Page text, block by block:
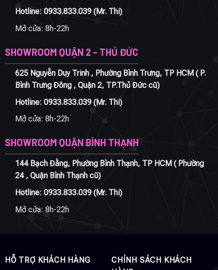
Hotline: 0933.833.039(Mr. Thi)
Mở cửa: 8h-22h
SHOWROOM QUẬN 2 - THỦ ĐỨC
625 Nguyễn Duy Trinh , Phường Bình Trưng, TP HCM ( P.
Bình Trưng Đông , Quận 2, TP.Thủ Đức cũ)
Hotline: 0933.833.039(Mr. Thi)
Mở cửa: 8h-22h
SHOWROOM QUẬN BÌNH THẠNH
144 Bạch Đằng, Phường Bình Thạnh, TP HCM ( Phường
24 , Quận Bình Thạnh cũ)
Hotline: 0933.833.039(Mr. Thi)
Mở cửa: 8h-22h
HỖ TRỢ KHÁCH HÀNG
CHÍNH SÁCH KHÁCH